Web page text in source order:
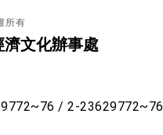
所有
文化辦事處
/ 2-23629772~76